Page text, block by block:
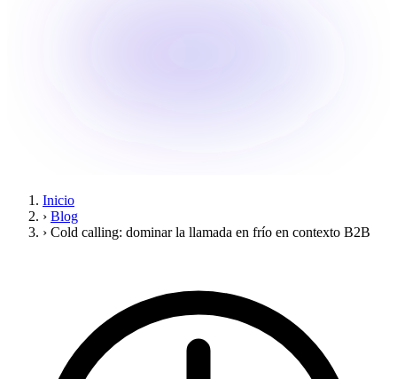
Inicio
› Blog
› Cold calling: dominar la llamada en frío en contexto B2B